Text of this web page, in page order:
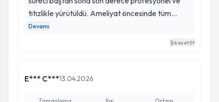
titizlikle yürütüldü. Ameliyat öncesinde tüm
tetkikler detaylı şekilde yapıldı, timomun boyutu,
konumu ve çevre dokulara etkisi ayrıntılı olarak
yanıtlandı ve sürece güvenle yaklaşmam
Devamı
Şikayet Et
E*** C***13.04.2026